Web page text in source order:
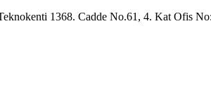
1368. Cadde No.61, 4. Kat Ofis